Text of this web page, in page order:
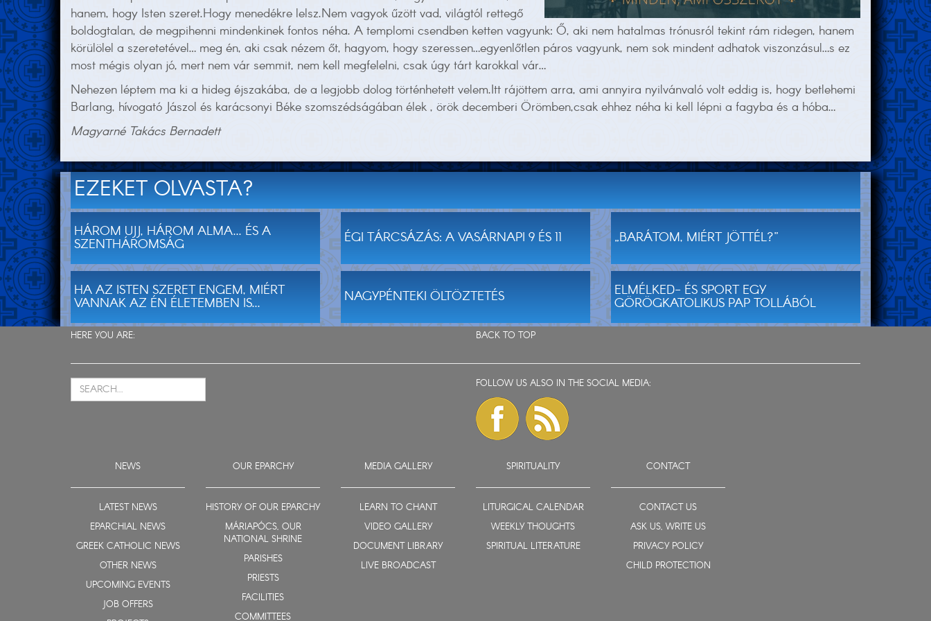
hanem, hogy Isten szeret.Hogy menedékre lelsz.Nem vagyok űzött vad, világtól rettegő
boldogtalan, de megpihenni mindenkinek fontos néha. A templomi csendben ketten vagyunk: Ő, aki nem hatalmas trónusról tekint rám ridegen, hanem
körülölel a szeretetével… meg én, aki csak nézem őt, hagyom, hogy szeressen…egyenlőtlen páros vagyunk, nem sok mindent adhatok viszonzásul…s ez
most mégis olyan jó, mert nem vár semmit, nem kell megfelelni, csak úgy tárt karokkal vár…
Nehezen léptem ma ki a hideg éjszakába, de a legjobb dolog történhetett velem.Itt rájöttem arra, ami annyira nyilvánvaló volt eddig is, hogy betlehemi
Barlang, hívogató Jászol és karácsonyi Béke szomszédságában élek , örök decemberi Örömben,csak ehhez néha ki kell lépni a fagyba és a hóba…
Magyarné Takács Bernadett
EZEKET OLVASTA?
HÁROM UJJ, HÁROM ALMA... ÉS A
SZENTHÁROMSÁG ÉGI TÁRCSÁZÁS: A VASÁRNAPI 9 ÉS 11 „BARÁTOM, MIÉRT JÖTTÉL?”
HA AZ ISTEN SZERET ENGEM, MIÉRT
VANNAK AZ ÉN ÉLETEMBEN IS... NAGYPÉNTEKI ÖLTÖZTETÉS ELMÉLKED- ÉS SPORT EGY
GÖRÖGKATOLIKUS PAP TOLLÁBÓL
HERE YOU ARE: BACK TO TOP
FOLLOW US ALSO IN THE SOCIAL MEDIA:
NEWS
LATEST NEWS
EPARCHIAL NEWS
GREEK CATHOLIC NEWS
OTHER NEWS
UPCOMING EVENTS
JOB OFFERS
OUR EPARCHY
HISTORY OF OUR EPARCHY
MÁRIAPÓCS, OUR
NATIONAL SHRINE
PARISHES
PRIESTS
FACILITIES
COMMITTEES
MEDIA GALLERY
LEARN TO CHANT
VIDEO GALLERY
DOCUMENT LIBRARY
LIVE BROADCAST
SPIRITUALITY
LITURGICAL CALENDAR
WEEKLY THOUGHTS
SPIRITUAL LITERATURE
CONTACT
CONTACT US
ASK US, WRITE US
PRIVACY POLICY
CHILD PROTECTION